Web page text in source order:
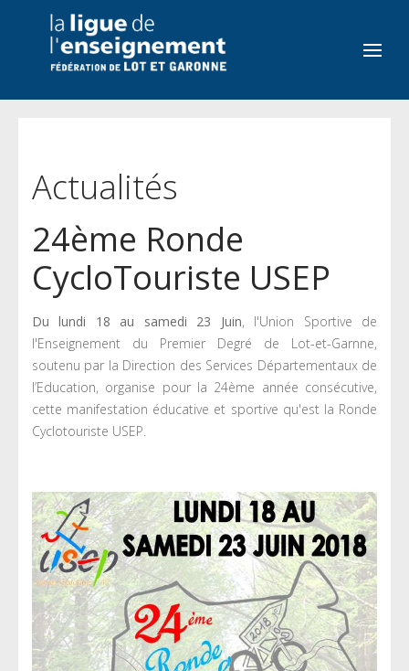
Actualités
24ème Ronde
CycloTouriste USEP
Du lundi 18 au samedi 23 Juin, l'Union Sportive de
l'Enseignement du Premier Degré de Lot-et-Garnne,
soutenu par la Direction des Services Départementaux de
l’Education, organise pour la 24ème année consécutive,
cette manifestation éducative et sportive qu'est la Ronde
Cyclotouriste USEP.